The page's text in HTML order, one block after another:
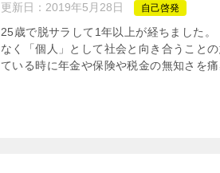
更新日： 2019年5月28日 自己啓発
25歳で脱サラして1年以上が経ちました
なく「個人」として社会と向き合うこと
ている時に年金や保険や税金の無知さを